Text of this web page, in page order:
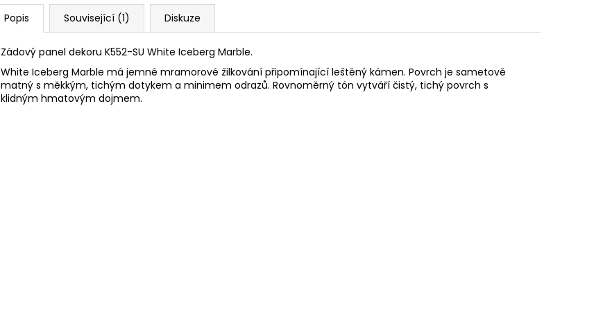
Popis Související (1) Diskuze
Zádový panel dekoru K552-SU White Iceberg Marble.
White Iceberg Marble má jemné mramorové žilkování připomínající leštěný kámen. Povrch je sametově
matný s měkkým, tichým dotykem a minimem odrazů. Rovnoměrný tón vytváří čistý, tichý povrch s
klidným hmatovým dojmem.